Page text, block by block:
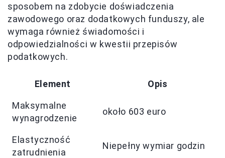
sposobem na zdobycie doświadczenia
zawodowego oraz dodatkowych funduszy, ale
wymaga również świadomości i
odpowiedzialności w kwestii przepisów
podatkowych.
Element Opis
Maksymalne
wynagrodzenie
około 603 euro
Elastyczność
zatrudnienia
Niepełny wymiar godzin